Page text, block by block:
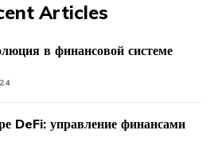
Articles
в финансовой системе
DeFi: управление финансами